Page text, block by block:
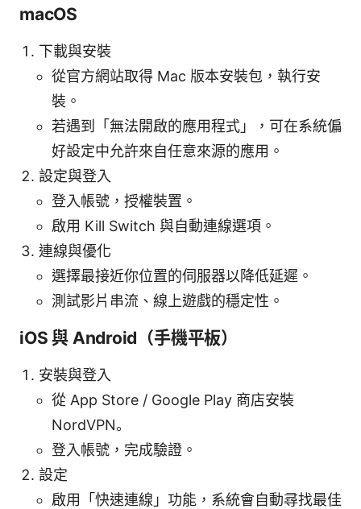
macOS
下載與安裝
從官方網站取得 Mac 版本安裝包，執行安
裝。
若遇到「無法開啟的應用程式」，可在系統偏
好設定中允許來自任意來源的應用。
設定與登入
登入帳號，授權裝置。
啟用 Kill Switch 與自動連線選項。
連線與優化
選擇最接近你位置的伺服器以降低延遲。
測試影片串流、線上遊戲的穩定性。
iOS 與 Android（手機平板）
安裝與登入
從 App Store / Google Play 商店安裝
NordVPN。
登入帳號，完成驗證。
設定
啟用「快速連線」功能，系統會自動尋找最佳